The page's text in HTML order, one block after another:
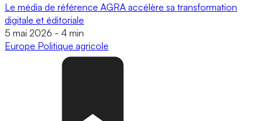
Le média de référence AGRA accélère sa transformation
digitale et éditoriale
5 mai 2026 - 4 min
Europe Politique agricole